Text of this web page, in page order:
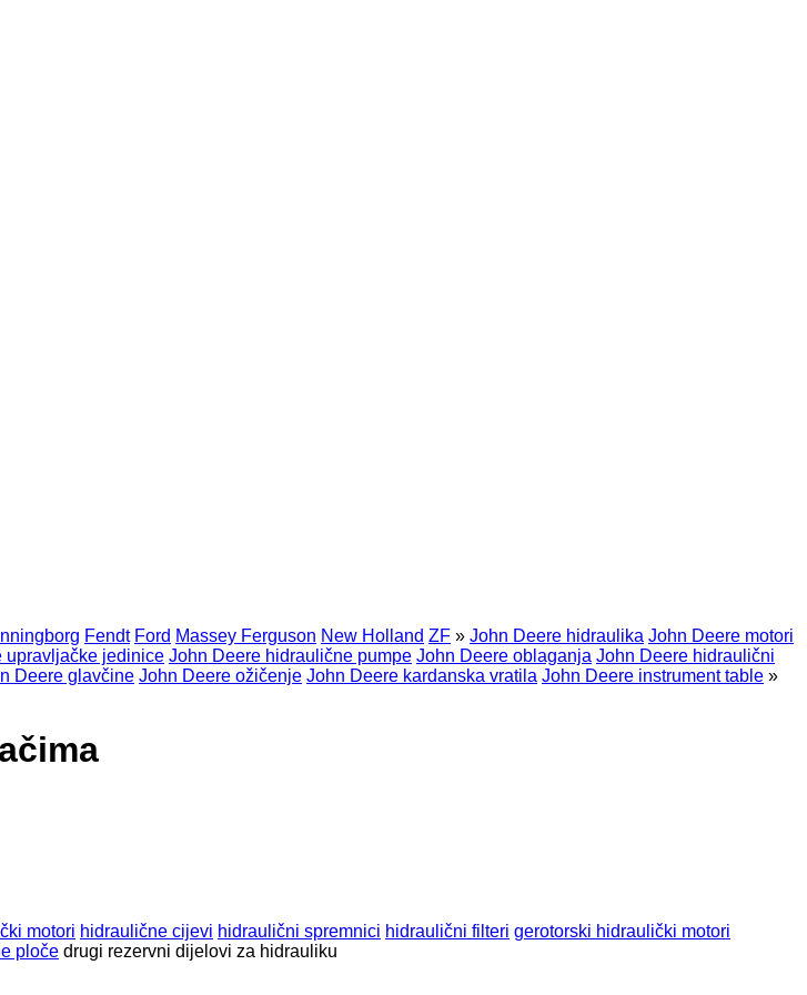
Fendt Ford Massey Ferguson New Holland ZF » John Deere hidraulika John Deere motori
upravljačke jedinice John Deere hidraulične pumpe John Deere oblaganja John Deere hidraulični
Deere glavčine John Deere ožičenje John Deere kardanska vratila John Deere instrument table »
motori hidraulične cijevi hidraulični spremnici hidraulični filteri gerotorski hidraulički motori
ploče drugi rezervni dijelovi za hidrauliku